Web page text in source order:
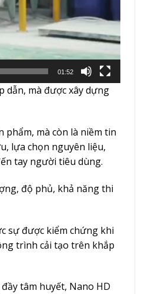
01:52
mà được xây dựng
mà còn là niềm tin
lựa chọn nguyên liệu,
tay người tiêu dùng.
độ phủ, khả năng thi
sự được kiểm chứng khi
trình cải tạo trên khắp
tâm huyết, Nano HD